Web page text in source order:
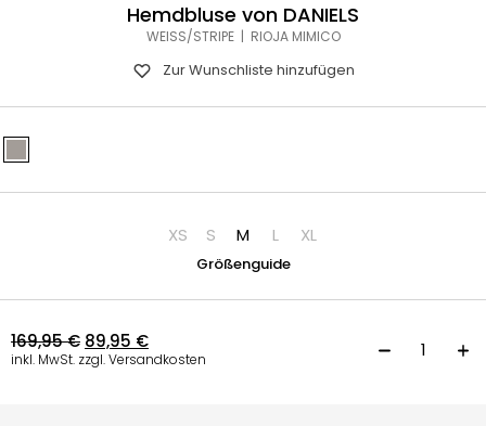
Hemdbluse von DANIELS
WEISS/STRIPE | RIOJA MIMICO
Zur Wunschliste hinzufügen
XS S M L XL
Größenguide
169,95€ 89,95 €
inkl. MwSt. zzgl. Versandkosten